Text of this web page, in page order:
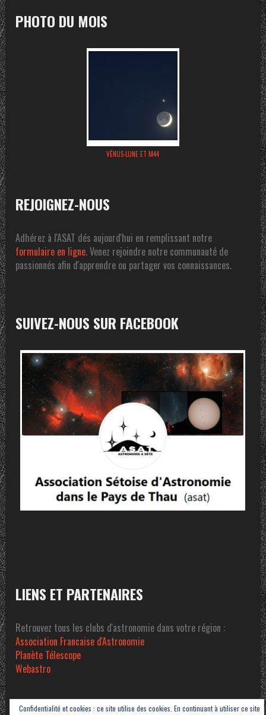
PHOTO DU MOIS
VÉNUS-LUNE ET M44
REJOIGNEZ-NOUS
Adhérez à l'ASAT dés aujourd'hui en remplissant notre
formulaire en ligne. Venez rejoindre notre communauté de
passionnés afin d'apprendre ou partager vos connaissances.
SUIVEZ-NOUS SUR FACEBOOK
LIENS ET PARTENAIRES
Retrouvez tous les clubs d'astronomie dans votre région :
Association Francaise d'Astronomie
Planète Télescope
Webastro
Confidentialité et cookies : ce site utilise des cookies. En continuant à utiliser ce site